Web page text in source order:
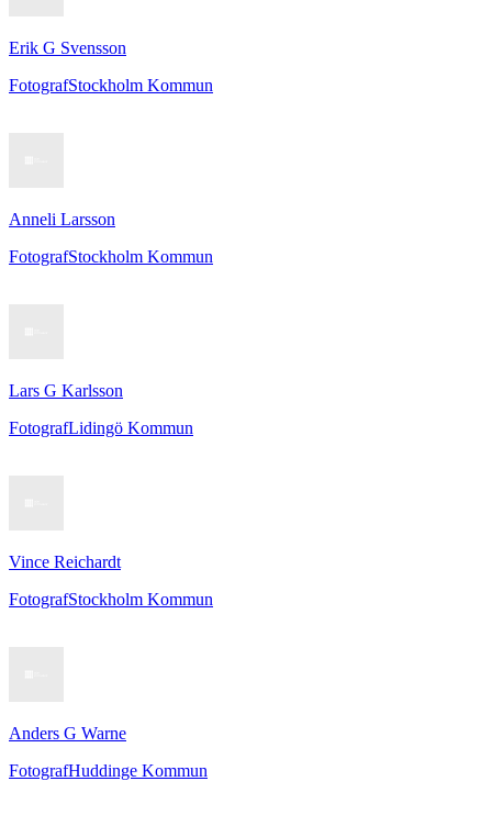
Erik G Svensson
FotografStockholm Kommun
Anneli Larsson
FotografStockholm Kommun
Lars G Karlsson
FotografLidingö Kommun
Vince Reichardt
FotografStockholm Kommun
Anders G Warne
FotografHuddinge Kommun